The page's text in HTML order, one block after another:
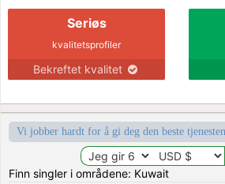
Seriøs
kvalitetsprofiler
Bekreftet kvalitet
Vi jobber hardt for å gi deg den beste
Finn singler i områdene: Kuwait